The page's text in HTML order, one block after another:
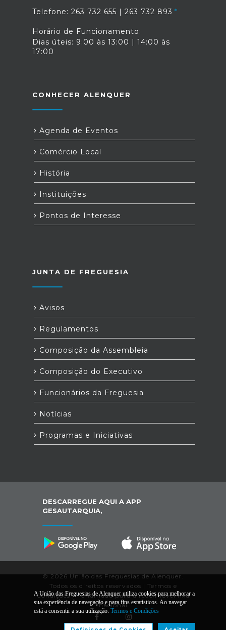
Telefone: 263 732 655 | 263 732 893
Horário de Funcionamento:
Dias úteis: 9:00 às 13:00 | 14:00 às
17:00
CONHECER ALENQUER
Agenda de Eventos
Comércio Local
História
Instituições
Pontos de Interesse
JUNTA DE FREGUESIA
Avisos
Regulamentos
Composição da Assembleia
Composição do Executivo
Funcionários da Freguesia
Notícias
Programas e Iniciativas
DESCARREGUE AQUI A APP
GESAUTARQUIA,
© 2026 União das Freguesias de Alenquer.
Todos os direitos reservados | Termos e
Condições|*Chamada para a rede/móvel fixa
nacional
A União das Freguesias de Alenquer utiliza cookies para melhorar a
sua experiência de navegação e para fins estatísticos. Ao navegar
está a consentir a sua utilização. Termos e Condições